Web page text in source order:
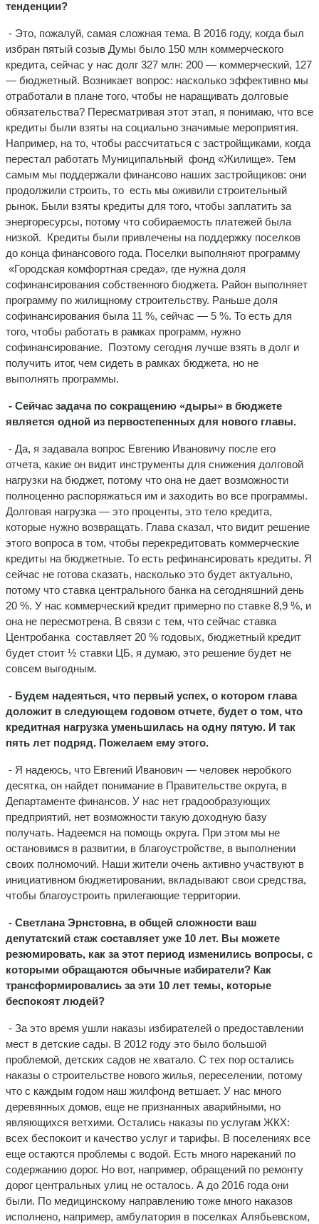
тенденции?
- Это, пожалуй, самая сложная тема. В 2016 году, когда был
избран пятый созыв Думы было 150 млн коммерческого
кредита, сейчас у нас долг 327 млн: 200 — коммерческий, 127
— бюджетный. Возникает вопрос: насколько эффективно мы
отработали в плане того, чтобы не наращивать долговые
обязательства? Пересматривая этот этап, я понимаю, что все
кредиты были взяты на социально значимые мероприятия.
Например, на то, чтобы рассчитаться с застройщиками, когда
перестал работать Муниципальный фонд «Жилище». Тем
самым мы поддержали финансово наших застройщиков: они
продолжили строить, то есть мы оживили строительный
рынок. Были взяты кредиты для того, чтобы заплатить за
энергоресурсы, потому что собираемость платежей была
низкой. Кредиты были привлечены на поддержку поселков
до конца финансового года. Поселки выполняют программу
«Городская комфортная среда», где нужна доля
софинансирования собственного бюджета. Район выполняет
программу по жилищному строительству. Раньше доля
софинансирования была 11 %, сейчас — 5 %. То есть для
того, чтобы работать в рамках программ, нужно
софинансирование. Поэтому сегодня лучше взять в долг и
получить итог, чем сидеть в рамках бюджета, но не
выполнять программы.
- Сейчас задача по сокращению «дыры» в бюджете
является одной из первостепенных для нового главы.
- Да, я задавала вопрос Евгению Ивановичу после его
отчета, какие он видит инструменты для снижения долговой
нагрузки на бюджет, потому что она не дает возможности
полноценно распоряжаться им и заходить во все программы.
Долговая нагрузка — это проценты, это тело кредита,
которые нужно возвращать. Глава сказал, что видит решение
этого вопроса в том, чтобы перекредитовать коммерческие
кредиты на бюджетные. То есть рефинансировать кредиты. Я
сейчас не готова сказать, насколько это будет актуально,
потому что ставка центрального банка на сегодняшний день
20 %. У нас коммерческий кредит примерно по ставке 8,9 %, и
она не пересмотрена. В связи с тем, что сейчас ставка
Центробанка составляет 20 % годовых, бюджетный кредит
будет стоит ½ ставки ЦБ, я думаю, это решение будет не
совсем выгодным.
- Будем надеяться, что первый успех, о котором глава
доложит в следующем годовом отчете, будет о том, что
кредитная нагрузка уменьшилась на одну пятую. И так
пять лет подряд. Пожелаем ему этого.
- Я надеюсь, что Евгений Иванович — человек неробкого
десятка, он найдет понимание в Правительстве округа, в
Департаменте финансов. У нас нет градообразующих
предприятий, нет возможности такую доходную базу
получать. Надеемся на помощь округа. При этом мы не
остановимся в развитии, в благоустройстве, в выполнении
своих полномочий. Наши жители очень активно участвуют в
инициативном бюджетировании, вкладывают свои средства,
чтобы благоустроить прилегающие территории.
- Светлана Эрнстовна, в общей сложности ваш
депутатский стаж составляет уже 10 лет. Вы можете
резюмировать, как за этот период изменились вопросы, с
которыми обращаются обычные избиратели? Как
трансформировались за эти 10 лет темы, которые
беспокоят людей?
- За это время ушли наказы избирателей о предоставлении
мест в детские сады. В 2012 году это было большой
проблемой, детских садов не хватало. С тех пор остались
наказы о строительстве нового жилья, переселении, потому
что с каждым годом наш жилфонд ветшает. У нас много
деревянных домов, еще не признанных аварийными, но
являющихся ветхими. Остались наказы по услугам ЖКХ:
всех беспокоит и качество услуг и тарифы. В поселениях все
еще остаются проблемы с водой. Есть много нареканий по
содержанию дорог. Но вот, например, обращений по ремонту
дорог центральных улиц не осталось. А до 2016 года они
были. По медицинскому направлению тоже много наказов
исполнено, например, амбулатория в поселках Алябьевском,